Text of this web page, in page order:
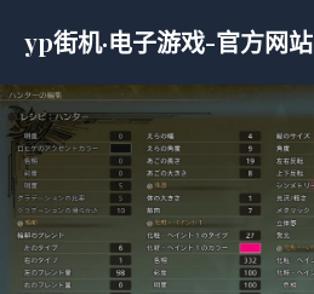
yp街机·电子游戏-官方网站